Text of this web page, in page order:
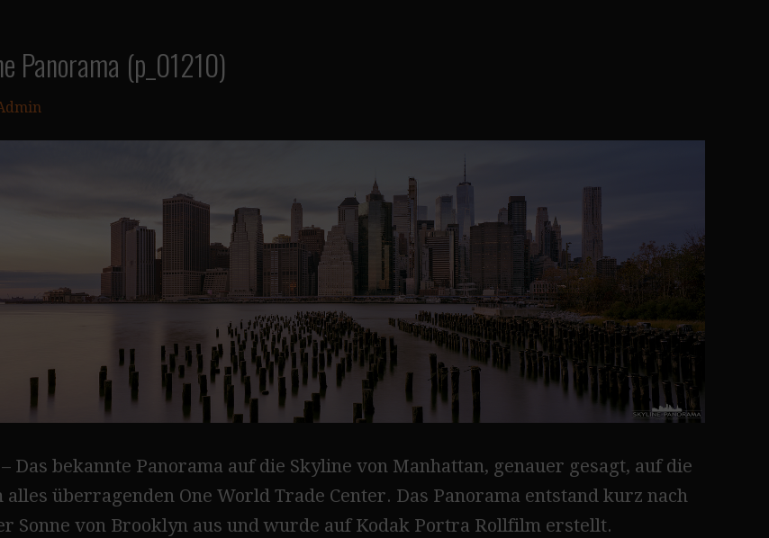
Panorama (p_01210)
Das bekannte Panorama auf die Skyline von Manhattan, genauer gesagt, auf die
alles überragenden One World Trade Center. Das Panorama entstand kurz nach
Sonne von Brooklyn aus und wurde auf Kodak Portra Rollfilm erstellt.